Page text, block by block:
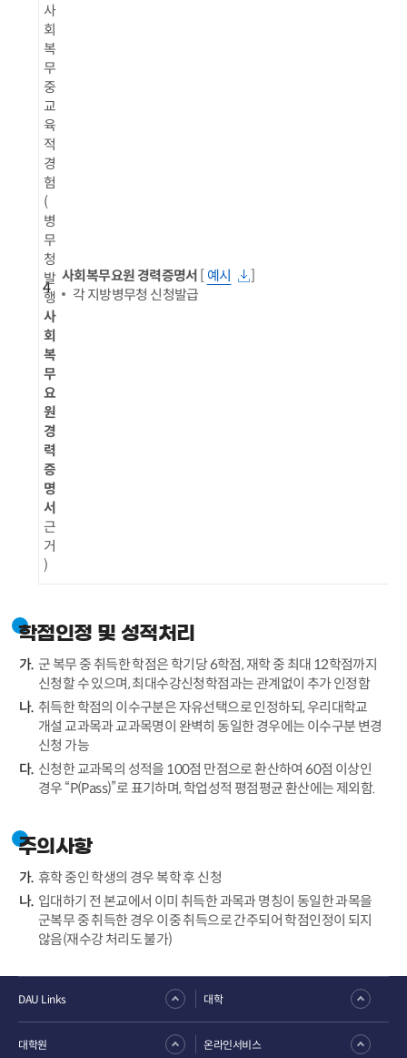
4
사
회
복
무
중
교
육
적
경
험
(
병
무
청
발
행
사
회
복
무
요
원
경
력
증
명
서
근
거
)
사회복무요원 경력증명서 [ 예시
]
각 지방병무청 신청발급
학점인정 및 성적처리
군 복무 중 취득한 학점은 학기당 6학점, 재학 중 최대 12학점까지
신청할 수 있으며, 최대수강신청학점과는 관계없이 추가 인정함
취득한 학점의 이수구분은 자유선택으로 인정하되, 우리대학교
개설 교과목과 교과목명이 완벽히 동일한 경우에는 이수구분 변경
신청 가능
신청한 교과목의 성적을 100점 만점으로 환산하여 60점 이상인
경우 “P(Pass)”로 표기하며, 학업성적 평점평균 환산에는 제외함.
주의사항
휴학 중인 학생의 경우 복학 후 신청
입대하기 전 본교에서 이미 취득한 과목과 명칭이 동일한 과목을
군복무 중 취득한 경우 이중 취득으로 간주되어 학점인정이 되지
않음(재수강 처리도 불가)
DAU Links 대학
대학원 온라인서비스